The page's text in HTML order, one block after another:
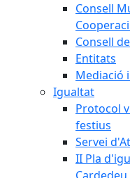
Consell
Consell
Entitats
Mediació
Igualtat
Protocol
festius
Servei
II Pla